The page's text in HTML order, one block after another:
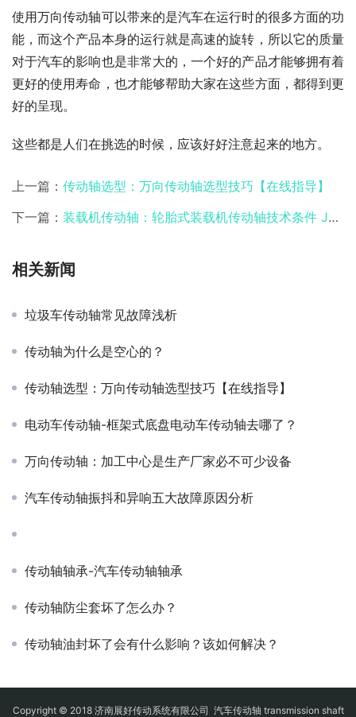
使用万向传动轴可以带来的是汽车在运行时的很多方面的功
能，而这个产品本身的运行就是高速的旋转，所以它的质量
对于汽车的影响也是非常大的，一个好的产品才能够拥有着
更好的使用寿命，也才能够帮助大家在这些方面，都得到更
好的呈现。
这些都是人们在挑选的时候，应该好好注意起来的地方。
上一篇： 传动轴选型：万向传动轴选型技巧【在线指导】
下一篇： 装载机传动轴：轮胎式装载机传动轴技术条件 JB/T 7693 2013
相关新闻
垃圾车传动轴常见故障浅析
传动轴为什么是空心的？
传动轴选型：万向传动轴选型技巧【在线指导】
电动车传动轴-框架式底盘电动车传动轴去哪了？
万向传动轴：加工中心是生产厂家必不可少设备
汽车传动轴振抖和异响五大故障原因分析
传动轴轴承-汽车传动轴轴承
传动轴防尘套坏了怎么办？
传动轴油封坏了会有什么影响？该如何解决？
Copyright © 2018 济南展好传动系统有限公司 汽车传动轴 transmission shaft